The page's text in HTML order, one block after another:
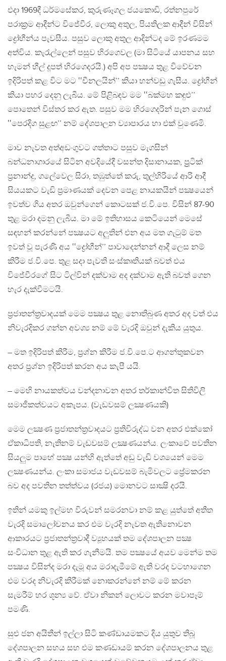
එදා 1969දී ධර්මසේකර, කුරුණෑගල ජයකොඩි, රත්නපුරේ
පරාක්‍රම ආදීන්ට විජේවීර, ලොකු අතුල, පියතිලක ආදීන් විසින්
ද්‍රෝහීන්ය පැවසීය. පසුව ලොකු අතුල ආදින්ටද මේ ඉරණමම
අත්විය. කැරැල්ලෙන් පසුව හිරගෙවල (මා සිටියේ යාපනය සහ
හැමන් හීල් දූපත් හිරගෙදරයි.) අපි අප පක්‍ෂය තුළ විවේචන
ඉදිරිපත් කළ විට මට ‛‛චීනලයින්’’ කියා හන්වඩු ගැසීය. ද්‍රෝහීන්
කියා පහර දෙනු ලැබීය. මේ පිළිබඳව මම ‛‛බක්මහ කඳුළු’’
පොතෙන් විස්තර කර ඇත. පසුව මම හිරගෙදරින් පැන ගොස්
‛‛පෙරදිග සුළඟ’’ නම් දේශපාලන ව්‍යාපාරය හා එක් වුණෙමි.
මාව නැවත අත්අඩංගුවට ගත්තාට පසුව මැගසින්
බන්ධනාගාරයේ සිටින අවදියේදී වසන්ත දිසානායක, ප්‍රුටික්
ප්‍රනාන්දු, ගලේවෙල සිරා, තඹුත්තේ කරු, තුල්හිරියේ ආරි ආදී
සියයකට වැඩි ප්‍රමාණයක් දෙවන පෙළ නායකයින් පක්‍ෂයෙන්
ඉවත්ව ගිය අතර ඔවුන්ගෙන් කොටසක් ජ.වි.පෙ. විසින් 87-90
තුළ මරා දමනු ලැබීය. මා මේ ඉතිහාසය කෙටියෙන් මෙසේ
සඳහන් කරන්නේ පක්‍ෂයට අලුතින් එන අය මත ගැටුම් මත
ඉවත් වූ පැරණි අය ‛‛ද්‍රෝහීන්’’ පාවාදෙන්නන් ආදී ලෙස නම්
කිරීම ජ.වි.පෙ. තුළ සදා පැවති සංස්කෘතියක් බවත් එය
විජේවීරගේ සිට ටිල්වින් දක්වාම අද දක්වාම ඇති බවත් ගෙන
හැර දැක්වීමටයි.
ප්‍රජාතන්ත්‍රවාදයක් මෙම පක්‍ෂය තුළ නොතිබුණ අතර අද වත් එය
නිවැරදිකර ගන්න අවශ්‍ය නම් මේ වැරදි ඔවුන් දැකිය යුතුය.
– මත ඉදිරිපත් කිරීම, ප්‍රශ්න කිරීම ජ.වි.පෙ.ට ආගන්තුකවන
අතර ප්‍රශ්න ඉදිරිපත් කරන අය කැපී යයි.
– මෙහි නායකත්වය වන්දනාවන අතර තර්කාන්විත සිතිවිලි
සමාජීකත්වයට අකැපය. (වැඩවසම් ලක්‍ෂණයකි)
මෙම ලක්‍ෂණ ප්‍රජාතන්ත්‍රවාදයට ප්‍රතිවිරුද්ධ වන අතර එක්කෝ
ඒකාධිපති, නැතිනම් වැඩවසම් ලක්‍ෂණයන්ය. ලංකාවේ පවතින
සියලුම පාහේ පක්‍ෂ යන්හි ඇත්තේ අඩු වැඩි වශයෙන් මෙම
ලක්‍ෂණයන්ය. ලංකා සමාජය වැඩවසම් බැමිවලට ප්‍රේමකරන
බව අද පවතින තත්ත්වය (රජය) මොනවට සාක්‍ෂි දරයි.
ඉතින් යමකු ඉල්මහ විරුවන් සමරනවා නම් කළ යුත්තේ අතීත
වැරදි සමාලෝචනය කර එම වැරදි නැවත ඇතිනොවන
ආකාරයට ප්‍රජාතන්ත්‍රවාදී ව්‍යූහයක් තම දේශපාලන පක්‍ෂ
සංවිධාන තුළ ඇති කර ගැනීමයි. තම පක්‍ෂයේ අයව මෙන්ම තම
පක්‍ෂය විසින්ද මරා දැමූ අය මරාදැමීමේ ඇති වරද වටහාගෙන
එම වරද නිවැරදි කිරීමක් නොකරන්නේ නම් මේ කරන
සැමරීම් හර ශූන්‍ය වේ. ඒවා නිකන් ලොවට කරන මවාපෑම්
පමණි.
සුළු ජන අයිතීන් ඉල්ලා සිටි කණ්ඩායමකට දිය යුතුව තිබූ
දේශපාලන සහය සහ එම කණඩායම් කරන දේශපාලනය තුළ